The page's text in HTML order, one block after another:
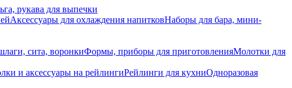
рукава для выпечки
Аксессуары для охлаждения напитковНаборы для бара, мини-
сита, воронкиФормы, приборы для приготовленияМолотки для
и аксессуары на рейлингиРейлинги для кухниОдноразовая